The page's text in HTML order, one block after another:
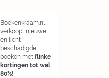
Boekenkraam.nl
verkoopt nieuwe
en licht
beschadigde
boeken met flinke
kortingen tot wel
80%!